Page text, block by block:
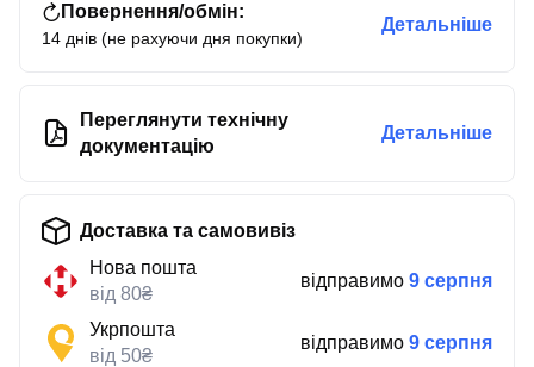
Повернення/обмін:
14 днів (не рахуючи дня покупки)
Детальніше
Переглянути технічну
документацію
Детальніше
Доставка та самовивіз
Нова пошта
від 80₴
відправимо 9 серпня
Укрпошта
від 50₴
відправимо 9 серпня